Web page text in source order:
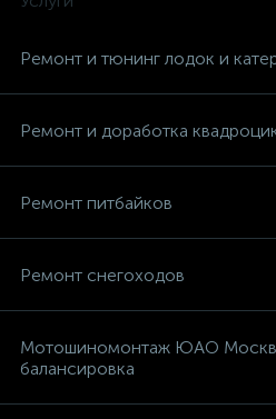
Ремонт и тюнинг лодок и
Ремонт и доработка
Ремонт питбайков
Ремонт снегоходов
Мотошиномонтаж ЮАО
балансировка